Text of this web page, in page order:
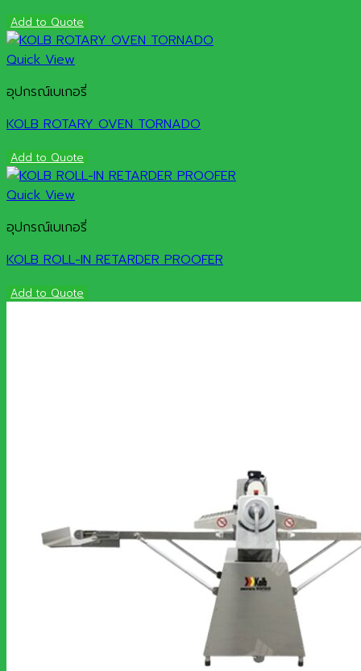
Add to Quote
Quick View
อุปกรณ์เบเกอรี่
KOLB ROTARY OVEN TORNADO
Add to Quote
Quick View
อุปกรณ์เบเกอรี่
KOLB ROLL-IN RETARDER PROOFER
Add to Quote